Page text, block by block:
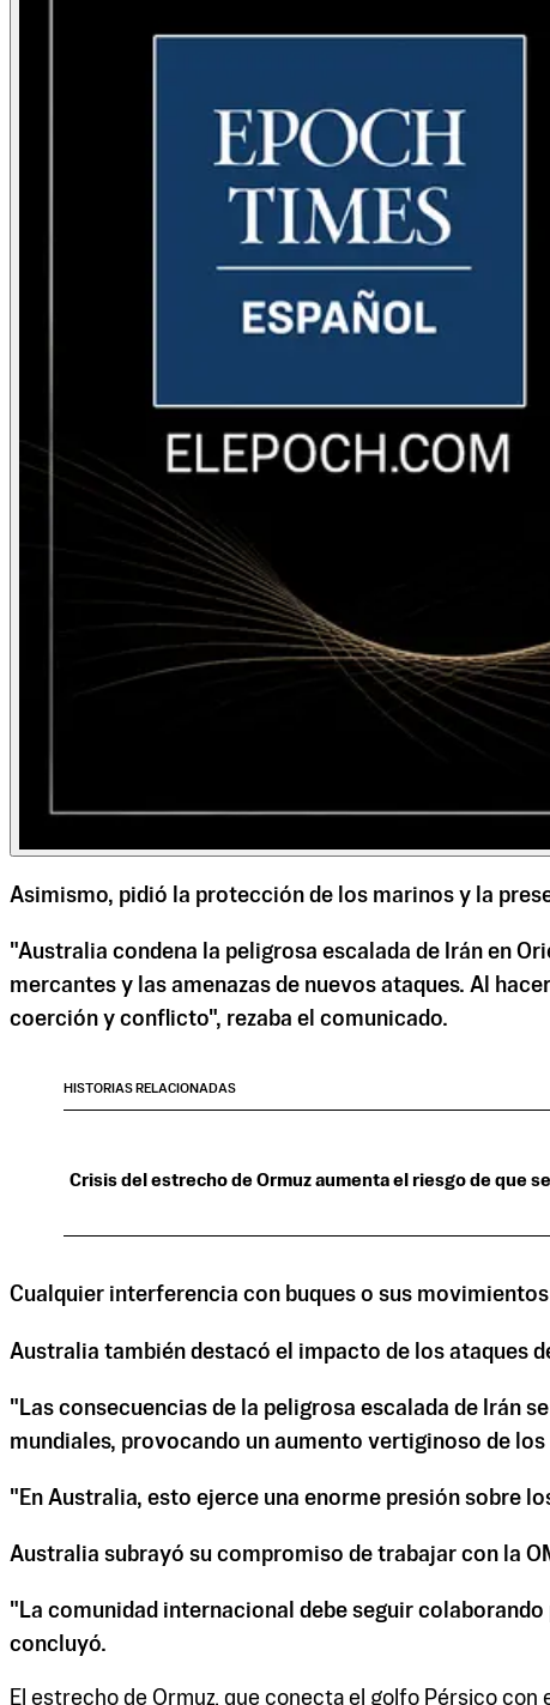
Asimismo, pidió la protección de los marinos y la
"Australia condena la peligrosa escalada de Irán en
mercantes y las amenazas de nuevos ataques. Al
coerción y conflicto", rezaba el comunicado.
HISTORIAS RELACIONADAS
Crisis del estrecho de Ormuz aumenta el riesgo de que
Cualquier interferencia con buques o sus
Australia también destacó el impacto de los ataques
"Las consecuencias de la peligrosa escalada de Irán
mundiales, provocando un aumento vertiginoso de
"En Australia, esto ejerce una enorme presión sobre
Australia subrayó su compromiso de trabajar con la
"La comunidad internacional debe seguir
concluyó.
El estrecho de Ormuz, que conecta el golfo Pérsico